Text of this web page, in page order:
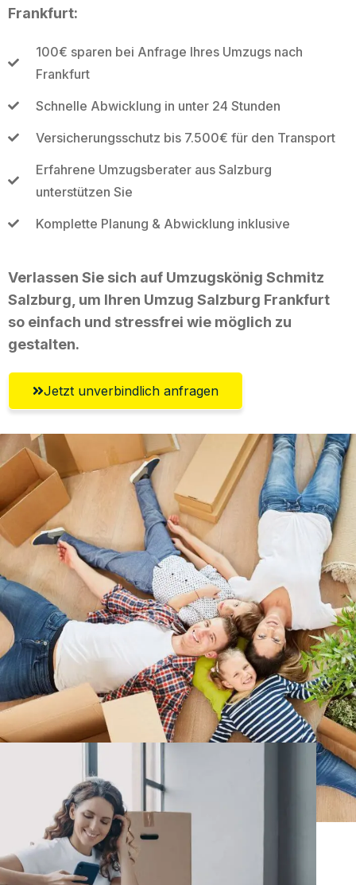
Frankfurt:
100€ sparen bei Anfrage Ihres Umzugs nach
Frankfurt
Schnelle Abwicklung in unter 24 Stunden
Versicherungsschutz bis 7.500€ für den Transport
Erfahrene Umzugsberater aus Salzburg
unterstützen Sie
Komplette Planung & Abwicklung inklusive
Verlassen Sie sich auf Umzugskönig Schmitz
Salzburg, um Ihren Umzug Salzburg Frankfurt
so einfach und stressfrei wie möglich zu
gestalten.
Jetzt unverbindlich anfragen